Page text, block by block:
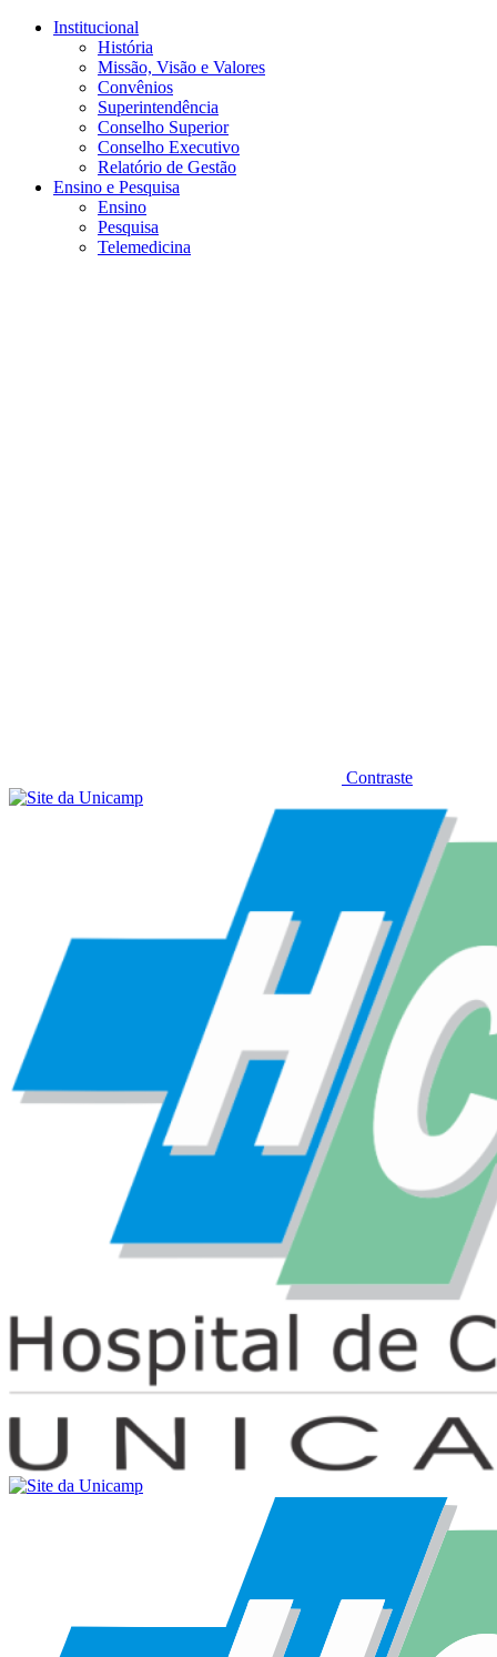
Conteúdo principal
Institucional
História
Missão, Visão e Valores
Convênios
Superintendência
Conselho Superior
Conselho Executivo
Relatório de Gestão
Ensino e Pesquisa
Ensino
Pesquisa
Telemedicina
Contraste